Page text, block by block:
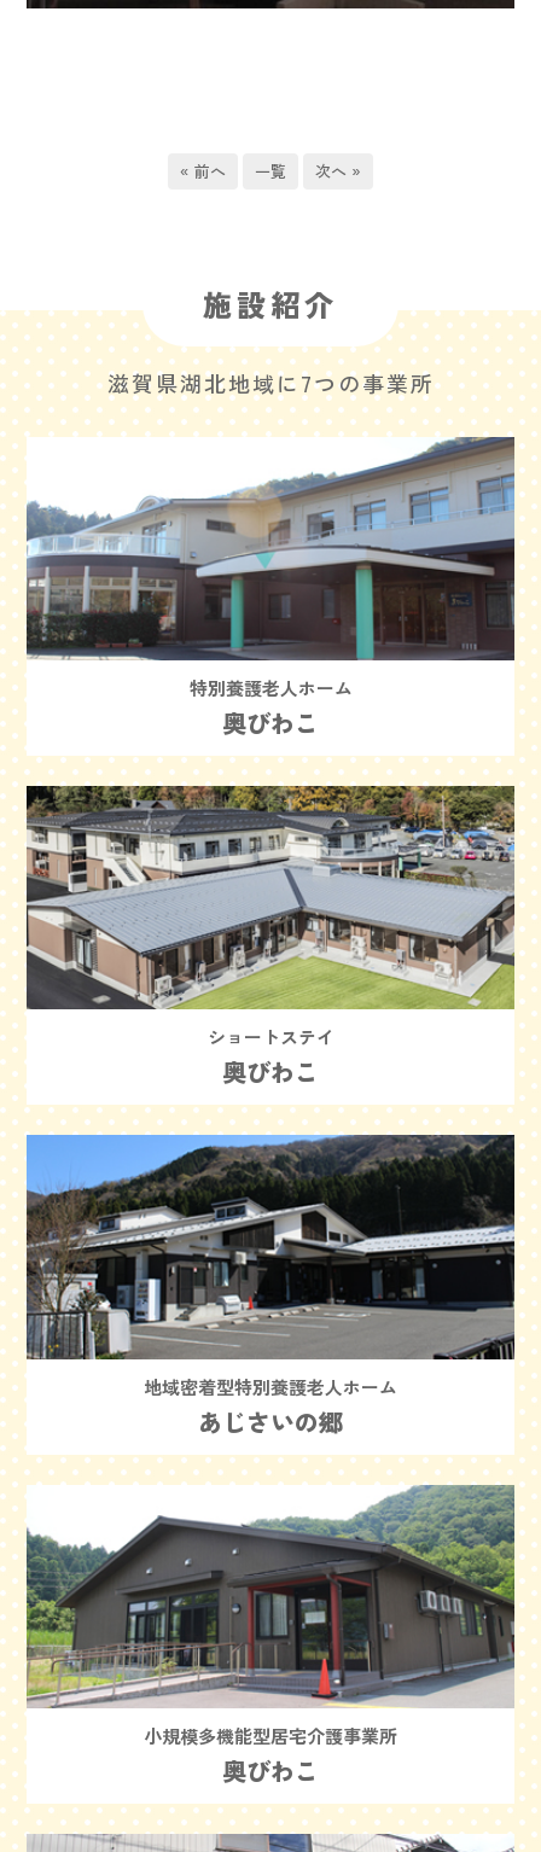
« 前へ 一覧 次へ »
施設紹介
滋賀県湖北地域に7つの事業所
特別養護老人ホーム
奥びわこ
ショートステイ
奥びわこ
地域密着型特別養護老人ホーム
あじさいの郷
小規模多機能型居宅介護事業所
奥びわこ